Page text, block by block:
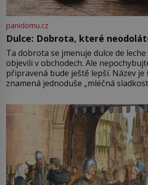
panidomu.cz
Dulce: Dobrota, které
Ta dobrota se jmenuje dulce de
objevili v obchodech. Ale
připravená bude ještě lepší. Název je
znamená jednoduše „mléčná
pře hned několik latinskoamerických
Francie, kde se traduje,